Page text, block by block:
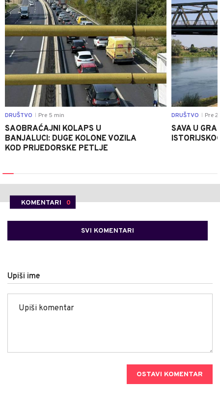
DRUŠTVO Pre 5 min
SAOBRAĆAJNI KOLAPS U
BANJALUCI: DUGE KOLONE VOZILA
KOD PRIJEDORSKE PETLJE
DRUŠTVO Pre
SAVA U
KOMENTARI 0
SVI KOMENTARI
Upiši ime
OSTAVI KOMENTAR